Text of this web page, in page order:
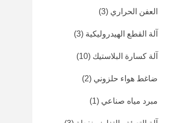
العفن الحراري (3)
آلة القطع الهيدروليكية (3)
آلة كسارة البلاستيك (10)
ضاغط هواء حلزوني (2)
مبرد مياه صناعي (1)